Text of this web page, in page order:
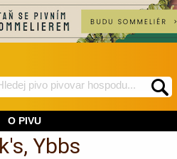
BeerWeb
O PIVU
Ybbs